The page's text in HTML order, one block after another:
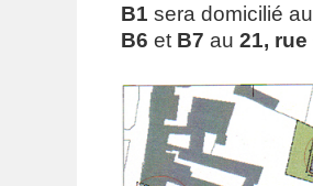
B1 sera domicilié au
B6 et B7 au 21,